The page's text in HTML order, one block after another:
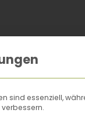
Körper
sind essenziell,